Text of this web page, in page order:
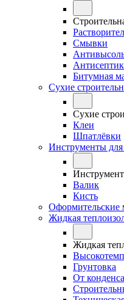
Смывки
Битумная
Сухие
Сухие
Клеи
Шпатлёвки
Инструменты
Валик
Кисть
Оформительские
Жидкая
Жидкая
Грунтовка
От